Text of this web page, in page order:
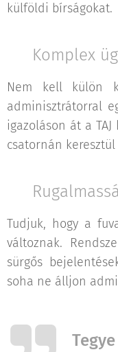
külföldi bírságokat.
✅ Komplex
Nem kell külön
adminisztrátorral
igazoláson át a
csatornán
✅
Tudjuk, hogy a
változnak.
sürgős
soha ne álljon